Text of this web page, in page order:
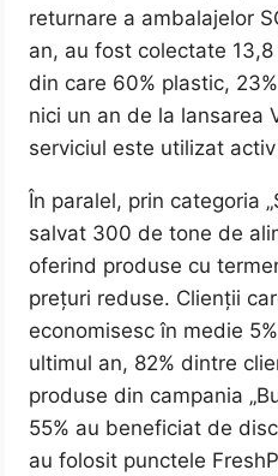
returnare a ambalajelor
an, au fost colectate
din care 60% plastic,
nici un an de la lansarea
serviciul este utilizat
În paralel, prin categoria
salvat 300 de tone de
oferind produse cu
prețuri reduse. Clienții
economisesc în medie
ultimul an, 82% dintre
produse din campania
55% au beneficiat de
au folosit punctele